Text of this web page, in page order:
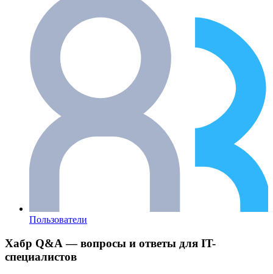
Пользователи
Хабр Q&A — вопросы и ответы для IT-
специалистов